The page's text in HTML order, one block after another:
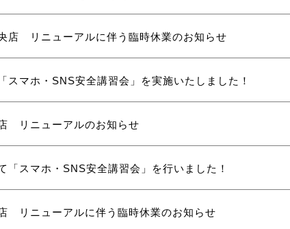
店 リニューアルに伴う臨時休業のお知らせ
スマホ・SNS安全講習会」を実施いたしました！
リニューアルのお知らせ
「スマホ・SNS安全講習会」を行いました！
リニューアルに伴う臨時休業のお知らせ